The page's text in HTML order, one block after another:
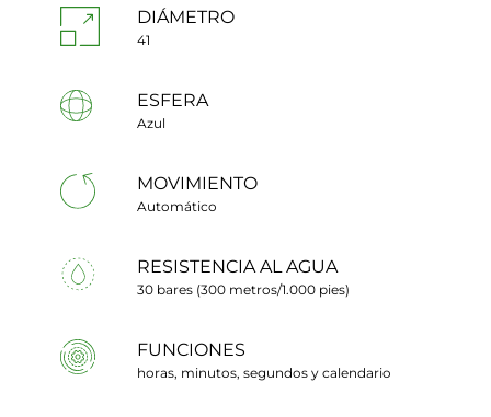
DIÁMETRO
41
ESFERA
Azul
MOVIMIENTO
Automático
RESISTENCIA AL AGUA
30 bares (300 metros/1.000 pies)
FUNCIONES
horas, minutos, segundos y calendario